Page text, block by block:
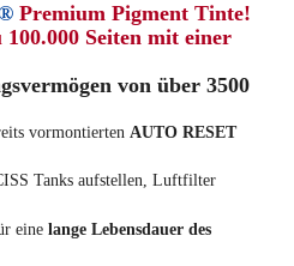
Premium Pigment Tinte!
Seiten mit einer
von über 3500
vormontierten AUTO RESET
Tanks aufstellen, Luftfilter
eine lange Lebensdauer des